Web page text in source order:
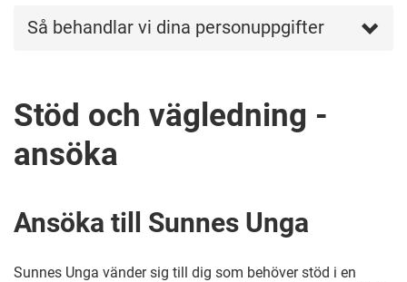
Så behandlar vi dina personuppgifter
Stöd och vägledning -
ansöka
Ansöka till Sunnes Unga
Sunnes Unga vänder sig till dig som behöver stöd i en